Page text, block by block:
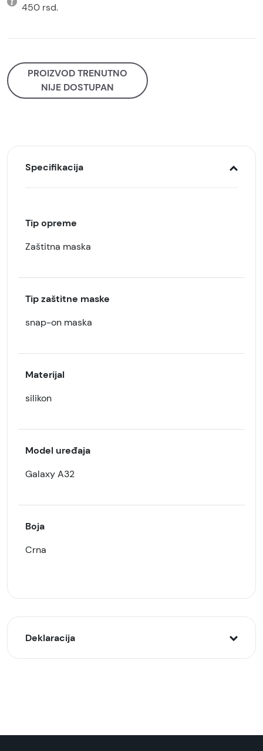
450 rsd.
PROIZVOD TRENUTNO
NIJE DOSTUPAN
Specifikacija
Tip opreme
Zaštitna maska
Tip zaštitne maske
snap-on maska
Materijal
silikon
Model uređaja
Galaxy A32
Boja
Crna
Deklaracija
Naziv i vrsta robe: